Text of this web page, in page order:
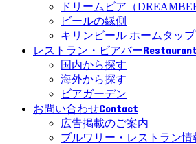
ドリームビア（
ビールの縁側
キリンビール ホームタップ
レストラン・ビアバー
国内から探す
海外から探す
ビアガーデン
お問い合わせContact
広告掲載のご案内
ブルワリー・レストラン